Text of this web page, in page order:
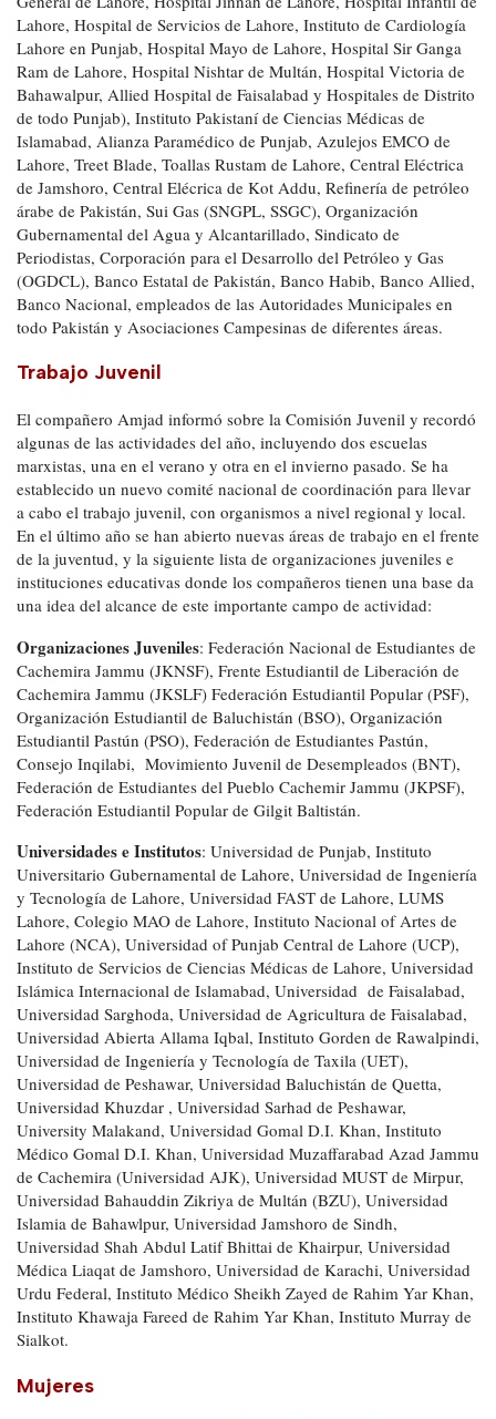
Lahore, Hospital de Servicios de Lahore, Instituto de Cardiología
Lahore en Punjab, Hospital Mayo de Lahore, Hospital Sir Ganga
Ram de Lahore, Hospital Nishtar de Multán, Hospital Victoria de
Bahawalpur, Allied Hospital de Faisalabad y Hospitales de Distrito
de todo Punjab), Instituto Pakistaní de Ciencias Médicas de
Islamabad, Alianza Paramédico de Punjab, Azulejos EMCO de
Lahore, Treet Blade, Toallas Rustam de Lahore, Central Eléctrica
de Jamshoro, Central Elécrica de Kot Addu, Refinería de petróleo
árabe de Pakistán, Sui Gas (SNGPL, SSGC), Organización
Gubernamental del Agua y Alcantarillado, Sindicato de
Periodistas, Corporación para el Desarrollo del Petróleo y Gas
(OGDCL), Banco Estatal de Pakistán, Banco Habib, Banco Allied,
Banco Nacional, empleados de las Autoridades Municipales en
todo Pakistán y Asociaciones Campesinas de diferentes áreas.
Trabajo Juvenil
El compañero Amjad informó sobre la Comisión Juvenil y recordó
algunas de las actividades del año, incluyendo dos escuelas
marxistas, una en el verano y otra en el invierno pasado. Se ha
establecido un nuevo comité nacional de coordinación para llevar
a cabo el trabajo juvenil, con organismos a nivel regional y local.
En el último año se han abierto nuevas áreas de trabajo en el frente
de la juventud, y la siguiente lista de organizaciones juveniles e
instituciones educativas donde los compañeros tienen una base da
una idea del alcance de este importante campo de actividad:
Organizaciones Juveniles: Federación Nacional de Estudiantes de
Cachemira Jammu (JKNSF), Frente Estudiantil de Liberación de
Cachemira Jammu (JKSLF) Federación Estudiantil Popular (PSF),
Organización Estudiantil de Baluchistán (BSO), Organización
Estudiantil Pastún (PSO), Federación de Estudiantes Pastún,
Consejo Inqilabi, Movimiento Juvenil de Desempleados (BNT),
Federación de Estudiantes del Pueblo Cachemir Jammu (JKPSF),
Federación Estudiantil Popular de Gilgit Baltistán.
Universidades e Institutos: Universidad de Punjab, Instituto
Universitario Gubernamental de Lahore, Universidad de Ingeniería
y Tecnología de Lahore, Universidad FAST de Lahore, LUMS
Lahore, Colegio MAO de Lahore, Instituto Nacional of Artes de
Lahore (NCA), Universidad of Punjab Central de Lahore (UCP),
Instituto de Servicios de Ciencias Médicas de Lahore, Universidad
Islámica Internacional de Islamabad, Universidad de Faisalabad,
Universidad Sarghoda, Universidad de Agricultura de Faisalabad,
Universidad Abierta Allama Iqbal, Instituto Gorden de Rawalpindi,
Universidad de Ingeniería y Tecnología de Taxila (UET),
Universidad de Peshawar, Universidad Baluchistán de Quetta,
Universidad Khuzdar , Universidad Sarhad de Peshawar,
University Malakand, Universidad Gomal D.I. Khan, Instituto
Médico Gomal D.I. Khan, Universidad Muzaffarabad Azad Jammu
de Cachemira (Universidad AJK), Universidad MUST de Mirpur,
Universidad Bahauddin Zikriya de Multán (BZU), Universidad
Islamia de Bahawlpur, Universidad Jamshoro de Sindh,
Universidad Shah Abdul Latif Bhittai de Khairpur, Universidad
Médica Liaqat de Jamshoro, Universidad de Karachi, Universidad
Urdu Federal, Instituto Médico Sheikh Zayed de Rahim Yar Khan,
Instituto Khawaja Fareed de Rahim Yar Khan, Instituto Murray de
Sialkot.
Mujeres